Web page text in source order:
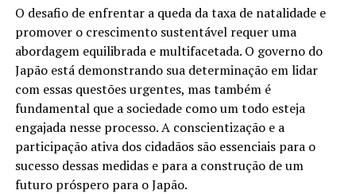
O desafio de enfrentar a queda da taxa de natalidade e
promover o crescimento sustentável requer uma
abordagem equilibrada e multifacetada. O governo do
Japão está demonstrando sua determinação em lidar
com essas questões urgentes, mas também é
fundamental que a sociedade como um todo esteja
engajada nesse processo. A conscientização e a
participação ativa dos cidadãos são essenciais para o
sucesso dessas medidas e para a construção de um
futuro próspero para o Japão.